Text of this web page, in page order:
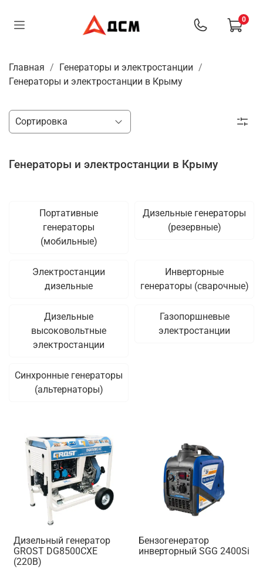
0
Главная
Генераторы и электростанции
Генераторы и электростанции в Крыму
Генераторы и электростанции в Крыму
Портативные
генераторы
(мобильные)
Дизельные генераторы
(резервные)
Электростанции
дизельные
Инверторные
генераторы (сварочные)
Дизельные
высоковольтные
электростанции
Газопоршневые
электростанции
Синхронные генераторы
(альтернаторы)
Дизельный генератор
GROST DG8500CXE
(220В)
Бензогенератор
инверторный SGG 2400Si